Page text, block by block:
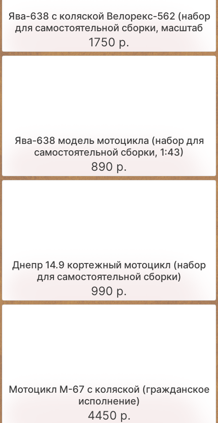
Ява-638 с коляской Велорекс-562 (набор
для самостоятельной сборки, масштаб
1:43)
1750 р.
Ява-638 модель мотоцикла (набор для
самостоятельной сборки, 1:43)
890 р.
Днепр 14.9 кортежный мотоцикл (набор
для самостоятельной сборки)
990 р.
Мотоцикл М-67 с коляской (гражданское
исполнение)
4450 р.